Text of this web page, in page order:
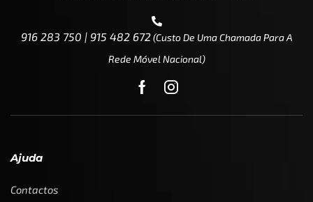
916 283 750 | 915 482 672(custo De Uma Chamada Para A
Rede Móvel Nacional)
Ajuda
Contactos